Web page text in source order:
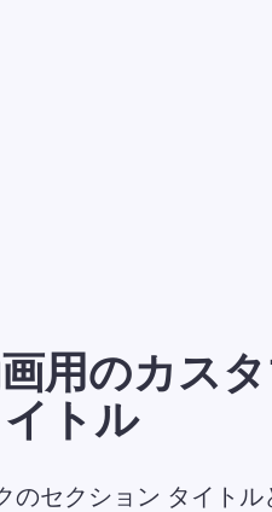
用のカス
トル
のセクション タイトル